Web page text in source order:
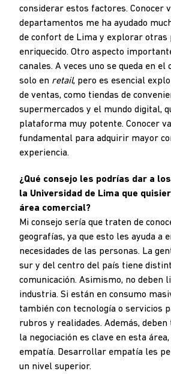
considerar estos factores. Conocer
departamentos me ha ayudado
de confort de Lima y explorar otras
enriquecido. Otro aspecto
canales. A veces uno se queda en
solo en retail, pero es esencial
de ventas, como tiendas de
supermercados y el mundo digital,
plataforma muy potente. Conocer
fundamental para adquirir mayor
experiencia.
¿Qué consejo les podrías dar a
la Universidad de Lima que
área comercial?
Mi consejo sería que traten de
geografías, ya que esto les ayuda a
necesidades de las personas. La
sur y del centro del país tiene
comunicación. Asimismo, no deben
industria. Si están en consumo
también con tecnología o servicios
rubros y realidades. Además,
la negociación es clave en esta
empatía. Desarrollar empatía les
un nivel superior.